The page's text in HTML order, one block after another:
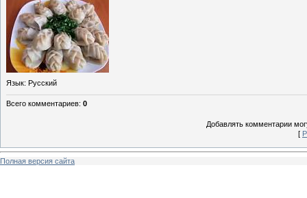
Язык: Русский
Всего комментариев: 0
Добавлять комментарии
[
Полная версия сайта